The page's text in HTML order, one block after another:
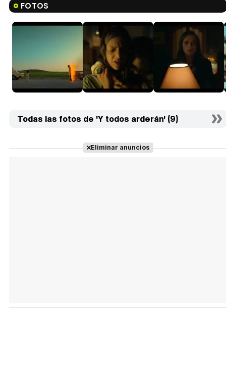
FOTOS
Todas las fotos de 'Y todos arderán' (9)
Eliminar anuncios